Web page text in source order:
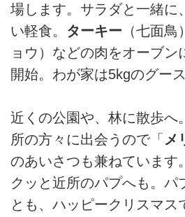
場します。サラダと一緒に
い軽食。 ターキー （七面鳥
ョウ）などの肉をオーブン
開始。わが家は5kgのグー
近くの公園や、林に散歩へ
所の方々に出会うので「 メ
のあいさつも兼ねています
クッと近所のパプへも。パ
とも、ハッピークリスマス